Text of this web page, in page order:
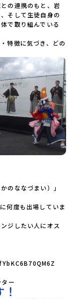
の連携のもと、岩
そして生徒自身の
で取り組んでいる
特徴に気づき、どの
のななづまい）」
何度も出場していま
ジしたい人にオス